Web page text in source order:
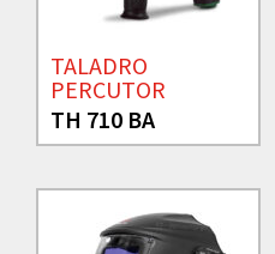
TALADRO
PERCUTOR
TH 710 BA